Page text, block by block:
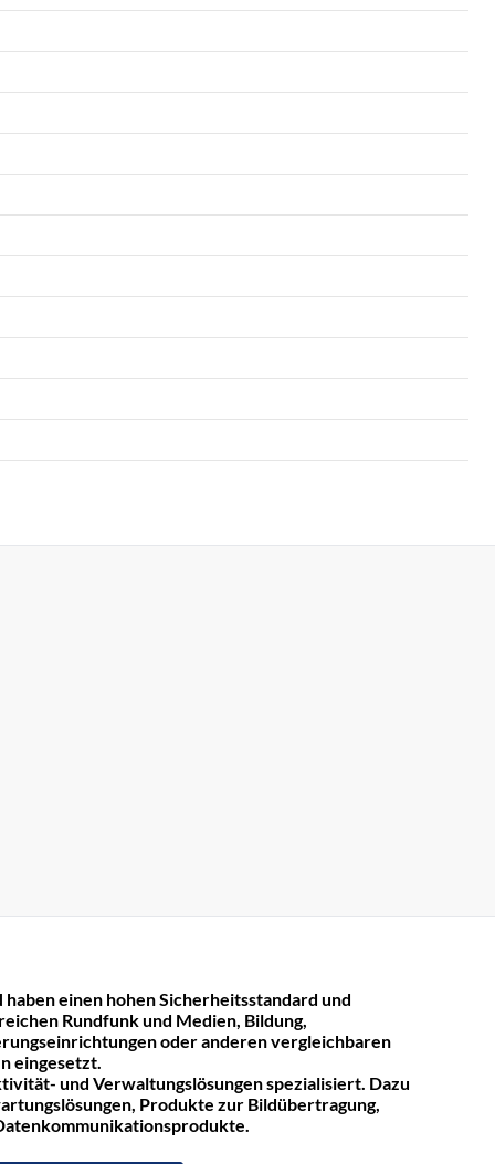
einen hohen Sicherheitsstandard und
Rundfunk und Medien, Bildung,
oder anderen vergleichbaren
eingesetzt.
und Verwaltungslösungen spezialisiert. Dazu
Produkte zur Bildübertragung,